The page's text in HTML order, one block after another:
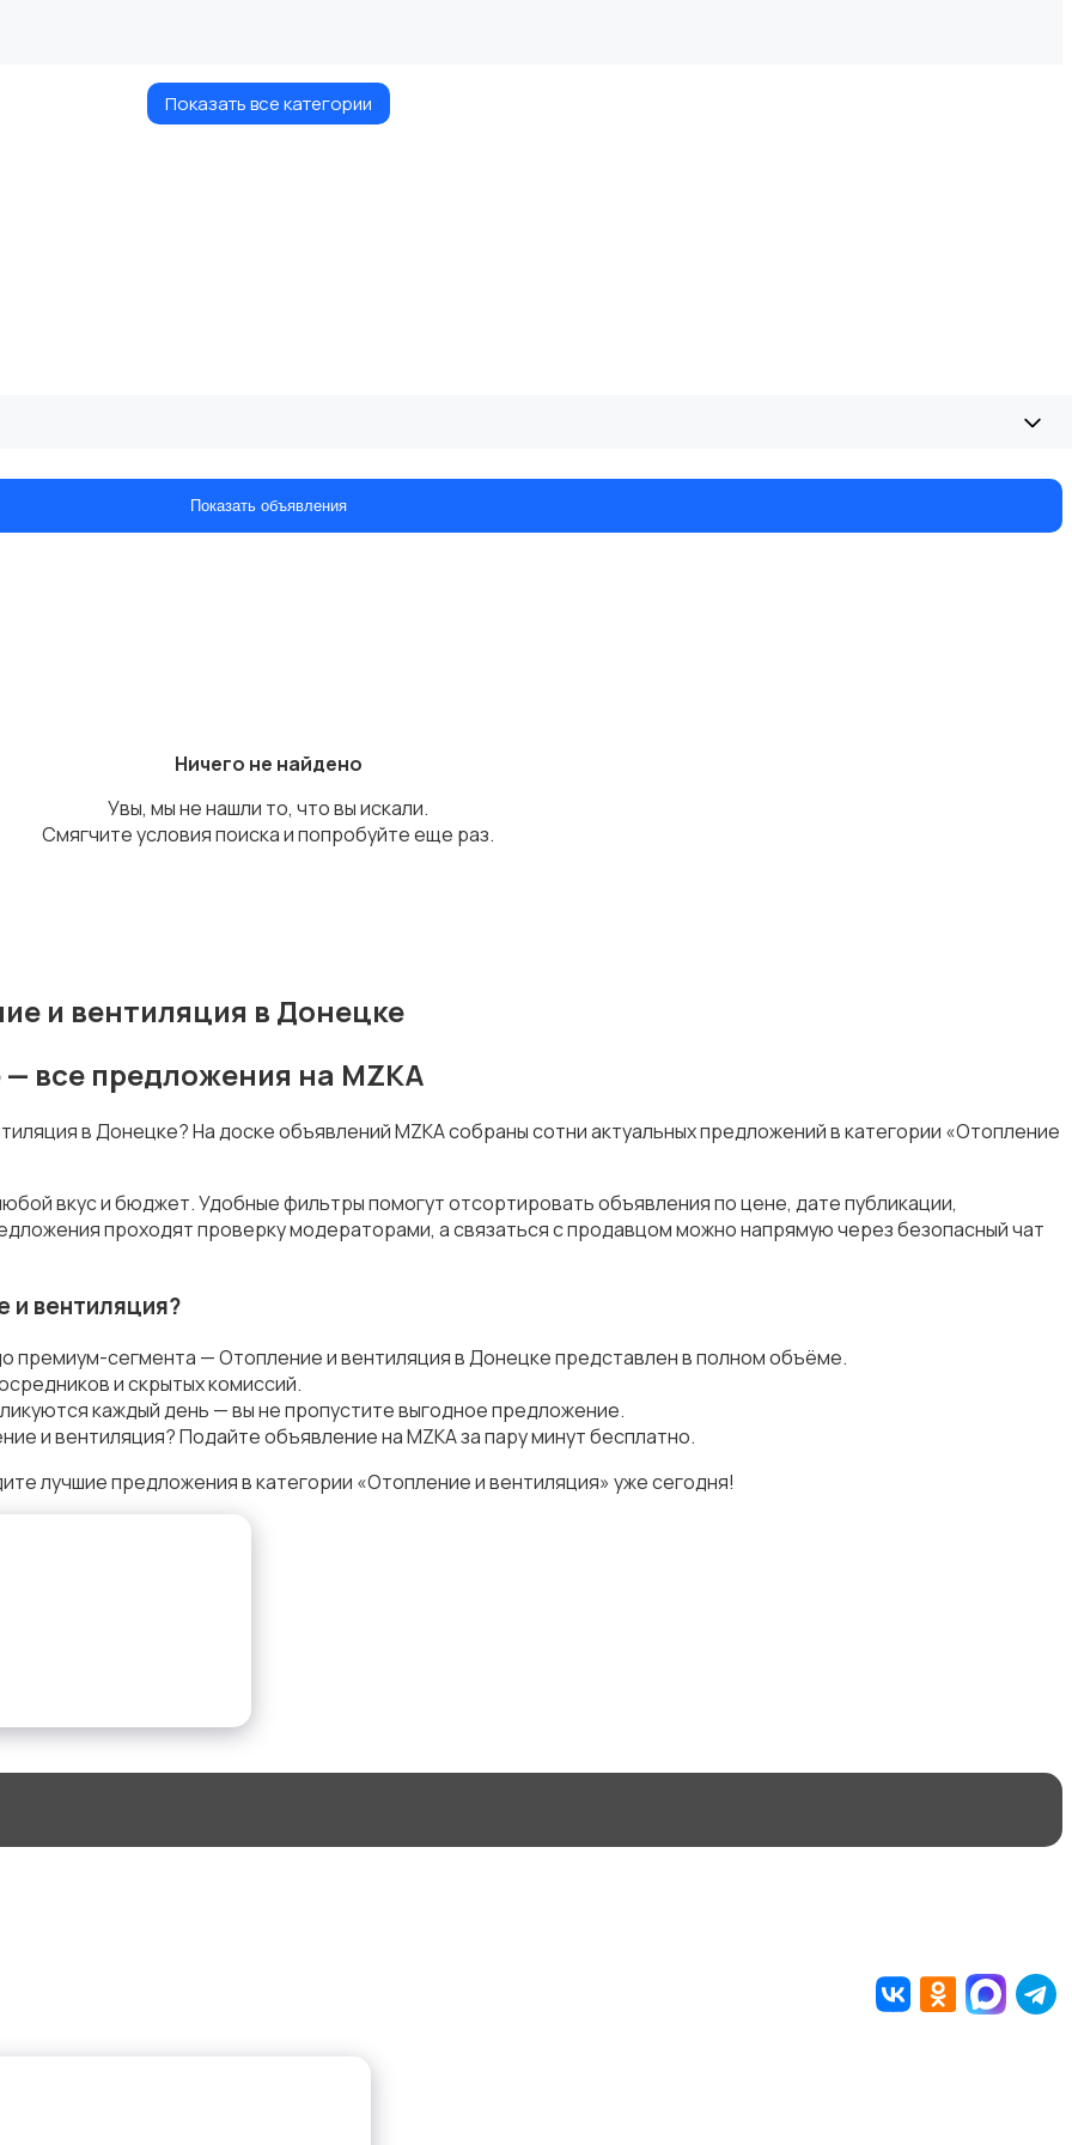
Показать все категории
Показать объявления
Ничего не найдено
Увы, мы не нашли то, что вы искали.
Смягчите условия поиска и попробуйте еще раз.
и вентиляция в Донецке
все предложения на MZKA
в Донецке? На доске объявлений MZKA собраны сотни актуальных предложений в категории «Отопление
вкус и бюджет. Удобные фильтры помогут отсортировать объявления по цене, дате публикации,
проходят проверку модераторами, а связаться с продавцом можно напрямую через безопасный чат
и вентиляция?
премиум-сегмента — Отопление и вентиляция в Донецке представлен в полном объёме.
и скрытых комиссий.
каждый день — вы не пропустите выгодное предложение.
и вентиляция? Подайте объявление на MZKA за пару минут бесплатно.
лучшие предложения в категории «Отопление и вентиляция» уже сегодня!